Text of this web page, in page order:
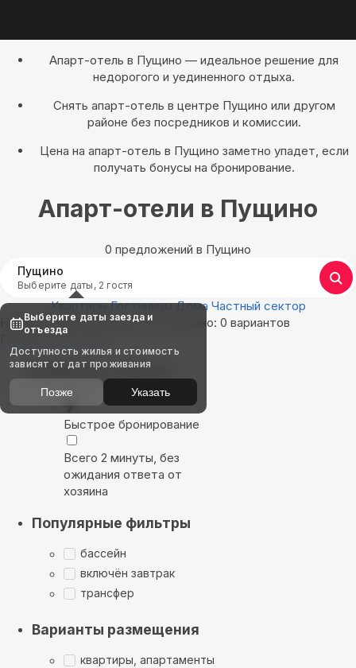
Апарт-отель в Пущино — идеальное решение для
недорогого и уединенного отдыха.
Снять апарт-отель в центре Пущино или другом
районе без посредников и комиссии.
Цена на апарт-отель в Пущино заметно упадет, если
получать бонусы на бронирование.
Апарт-отели в Пущино
0 предложений в Пущино
Пущино
Выберите даты, 2 гостя
Квартиры Гостиницы Дома Частный сектор
Найдём, где остановиться в Пущино: 0 вариантов
Показать на карте
Выбирайте лучшее
Быстрое бронирование
Всего 2 минуты, без
ожидания ответа от
хозяина
Популярные фильтры
бассейн
включён завтрак
трансфер
Варианты размещения
квартиры, апартаменты
Выберите даты заезда и
отъезда
Доступность жилья и стоимость
зависят от дат проживания
Позже Указать